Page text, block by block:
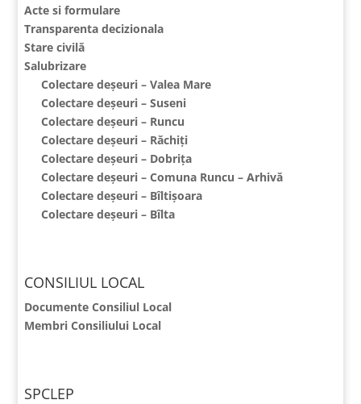
Acte si formulare
Transparenta decizionala
Stare civilă
Salubrizare
Colectare deșeuri – Valea Mare
Colectare deșeuri – Suseni
Colectare deșeuri – Runcu
Colectare deșeuri – Răchiți
Colectare deșeuri – Dobrița
Colectare deșeuri – Comuna Runcu – Arhivă
Colectare deșeuri – Bîltișoara
Colectare deșeuri – Bîlta
CONSILIUL LOCAL
Documente Consiliul Local
Membri Consiliului Local
SPCLEP